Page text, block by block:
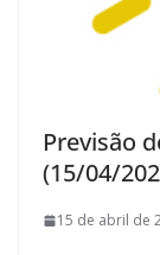
Previsão
(15/04/
15 de abril de